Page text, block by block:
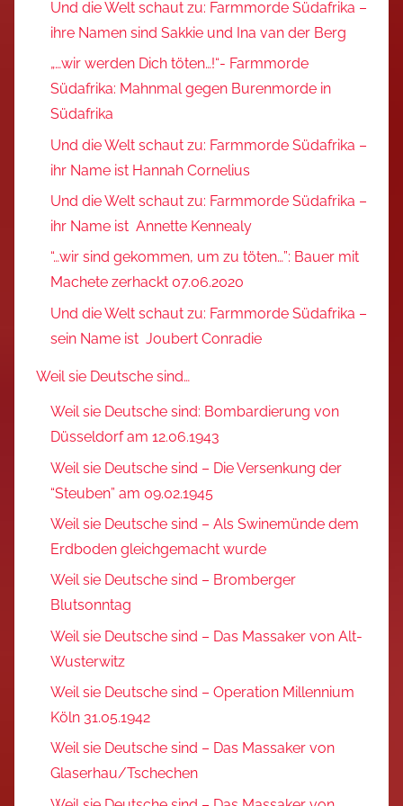
Und die Welt schaut zu: Farmmorde Südafrika –
ihre Namen sind Sakkie und Ina van der Berg
„…wir werden Dich töten…!“- Farmmorde
Südafrika: Mahnmal gegen Burenmorde in
Südafrika
Und die Welt schaut zu: Farmmorde Südafrika –
ihr Name ist Hannah Cornelius
Und die Welt schaut zu: Farmmorde Südafrika –
ihr Name ist Annette Kennealy
“…wir sind gekommen, um zu töten…”: Bauer mit
Machete zerhackt 07.06.2020
Und die Welt schaut zu: Farmmorde Südafrika –
sein Name ist Joubert Conradie
Weil sie Deutsche sind…
Weil sie Deutsche sind: Bombardierung von
Düsseldorf am 12.06.1943
Weil sie Deutsche sind – Die Versenkung der
“Steuben” am 09.02.1945
Weil sie Deutsche sind – Als Swinemünde dem
Erdboden gleichgemacht wurde
Weil sie Deutsche sind – Bromberger
Blutsonntag
Weil sie Deutsche sind – Das Massaker von Alt-
Wusterwitz
Weil sie Deutsche sind – Operation Millennium
Köln 31.05.1942
Weil sie Deutsche sind – Das Massaker von
Glaserhau/Tschechen